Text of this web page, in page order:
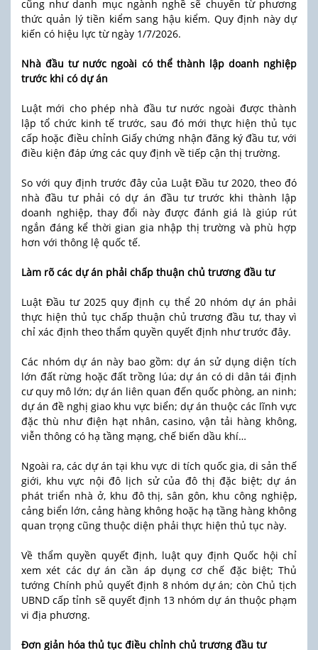
cũng như danh mục ngành nghề sẽ chuyển từ phương
thức quản lý tiền kiểm sang hậu kiểm. Quy định này dự
kiến có hiệu lực từ ngày 1/7/2026.
Nhà đầu tư nước ngoài có thể thành lập doanh nghiệp
trước khi có dự án
Luật mới cho phép nhà đầu tư nước ngoài được thành
lập tổ chức kinh tế trước, sau đó mới thực hiện thủ tục
cấp hoặc điều chỉnh Giấy chứng nhận đăng ký đầu tư, với
điều kiện đáp ứng các quy định về tiếp cận thị trường.
So với quy định trước đây của Luật Đầu tư 2020, theo đó
nhà đầu tư phải có dự án đầu tư trước khi thành lập
doanh nghiệp, thay đổi này được đánh giá là giúp rút
ngắn đáng kể thời gian gia nhập thị trường và phù hợp
hơn với thông lệ quốc tế.
Làm rõ các dự án phải chấp thuận chủ trương đầu tư
Luật Đầu tư 2025 quy định cụ thể 20 nhóm dự án phải
thực hiện thủ tục chấp thuận chủ trương đầu tư, thay vì
chỉ xác định theo thẩm quyền quyết định như trước đây.
Các nhóm dự án này bao gồm: dự án sử dụng diện tích
lớn đất rừng hoặc đất trồng lúa; dự án có di dân tái định
cư quy mô lớn; dự án liên quan đến quốc phòng, an ninh;
dự án đề nghị giao khu vực biển; dự án thuộc các lĩnh vực
đặc thù như điện hạt nhân, casino, vận tải hàng không,
viễn thông có hạ tầng mạng, chế biến dầu khí…
Ngoài ra, các dự án tại khu vực di tích quốc gia, di sản thế
giới, khu vực nội đô lịch sử của đô thị đặc biệt; dự án
phát triển nhà ở, khu đô thị, sân gôn, khu công nghiệp,
cảng biển lớn, cảng hàng không hoặc hạ tầng hàng không
quan trọng cũng thuộc diện phải thực hiện thủ tục này.
Về thẩm quyền quyết định, luật quy định Quốc hội chỉ
xem xét các dự án cần áp dụng cơ chế đặc biệt; Thủ
tướng Chính phủ quyết định 8 nhóm dự án; còn Chủ tịch
UBND cấp tỉnh sẽ quyết định 13 nhóm dự án thuộc phạm
vi địa phương.
Đơn giản hóa thủ tục điều chỉnh chủ trương đầu tư